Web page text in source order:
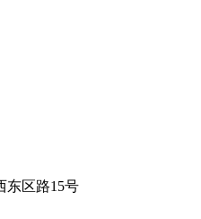
东区路15号